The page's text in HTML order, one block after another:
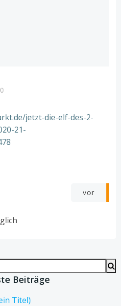
jetzt-die-elf-des-2-
21-
navigation
vor
Beiträge
Titel)